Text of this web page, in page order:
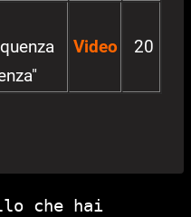
Video 20
che hai